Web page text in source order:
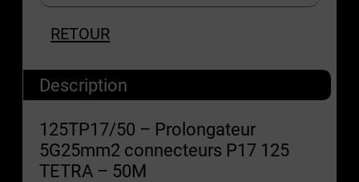
RETOUR
Description
125TP17/50 – Prolongateur
5G25mm2 connecteurs P17 125
TETRA – 50M